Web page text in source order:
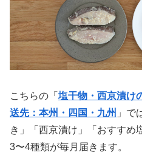
こちらの「 塩干物・西京漬け
送先：本州・四国・九州 」で
き」「西京漬け」「おすすめ
3〜4種類が毎月届きます。